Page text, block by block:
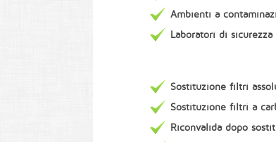
Ambienti a
Laboratori di
Sostituzione filtri
Sostituzione filtri a
Riconvalida dopo